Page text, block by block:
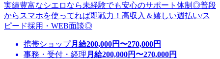
実績豊富なシエロなら未経験でも安心のサポート体制◎普段
からスマホを使ってれば即戦力！高収入＆嬉しい週払い/ス
ピード採用・WEB面談◎
携帯ショップ月給200,000円〜270,000円
事務・受付・経理 月給200,000円〜270,000円